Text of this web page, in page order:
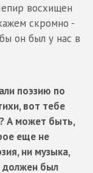
восхищен
скромно -
он был у нас в
поэзию по
вот тебе
А может быть,
еще не
ни музыка,
должен был